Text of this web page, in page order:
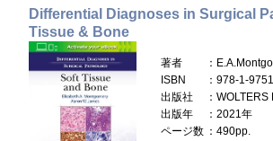
Differential Diagnoses in Surgical
Tissue & Bone
著者
：
ISBN
：978-1-
出版社
：
出版年
：2021年
ページ数 ：490pp.